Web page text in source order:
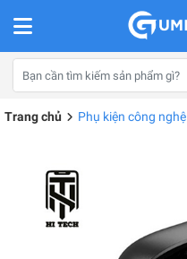
Trang chủ Phụ kiện công nghệ